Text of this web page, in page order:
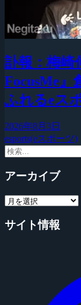
訃報：梅崎
FocusMe』
ふれるeス
2026年8月3日
esports(eスポーツ)
アーカイブ
サイト情報